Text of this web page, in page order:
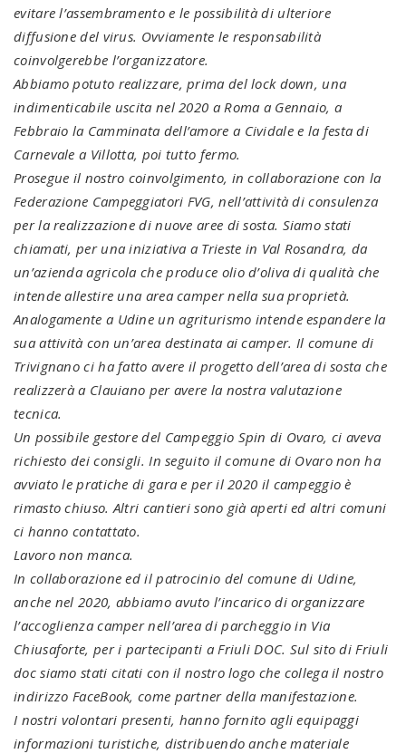
evitare l’assembramento e le possibilità di ulteriore
diffusione del virus. Ovviamente le responsabilità
coinvolgerebbe l’organizzatore.
Abbiamo potuto realizzare, prima del lock down, una
indimenticabile uscita nel 2020 a Roma a Gennaio, a
Febbraio la Camminata dell’amore a Cividale e la festa di
Carnevale a Villotta, poi tutto fermo.
Prosegue il nostro coinvolgimento, in collaborazione con la
Federazione Campeggiatori FVG, nell’attività di consulenza
per la realizzazione di nuove aree di sosta. Siamo stati
chiamati, per una iniziativa a Trieste in Val Rosandra, da
un’azienda agricola che produce olio d’oliva di qualità che
intende allestire una area camper nella sua proprietà.
Analogamente a Udine un agriturismo intende espandere la
sua attività con un’area destinata ai camper. Il comune di
Trivignano ci ha fatto avere il progetto dell’area di sosta che
realizzerà a Clauiano per avere la nostra valutazione
tecnica.
Un possibile gestore del Campeggio Spin di Ovaro, ci aveva
richiesto dei consigli. In seguito il comune di Ovaro non ha
avviato le pratiche di gara e per il 2020 il campeggio è
rimasto chiuso. Altri cantieri sono già aperti ed altri comuni
ci hanno contattato.
Lavoro non manca.
In collaborazione ed il patrocinio del comune di Udine,
anche nel 2020, abbiamo avuto l’incarico di organizzare
l’accoglienza camper nell’area di parcheggio in Via
Chiusaforte, per i partecipanti a Friuli DOC. Sul sito di Friuli
doc siamo stati citati con il nostro logo che collega il nostro
indirizzo FaceBook, come partner della manifestazione.
I nostri volontari presenti, hanno fornito agli equipaggi
informazioni turistiche, distribuendo anche materiale